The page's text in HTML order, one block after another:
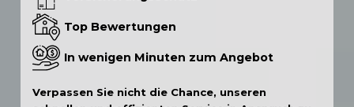
Top Bewertungen
In wenigen Minuten zum Angebot
Verpassen Sie nicht die Chance, unseren